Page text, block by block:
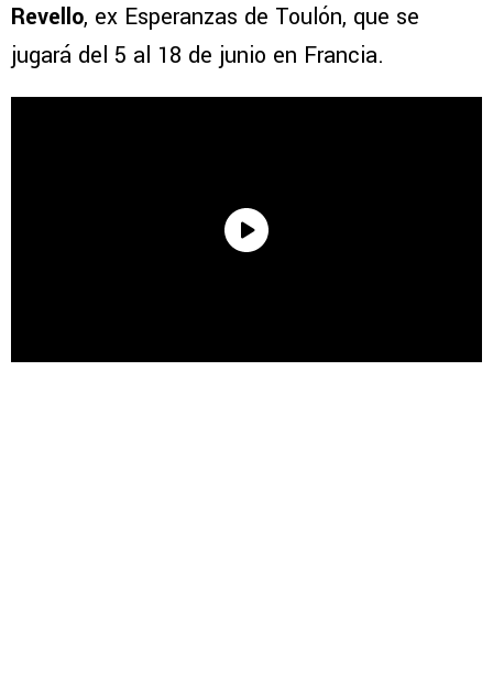
Revello, ex Esperanzas de Toulón, que se
jugará del 5 al 18 de junio en Francia.